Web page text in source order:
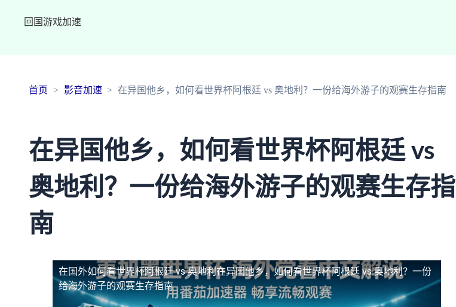
回国游戏加速
首页 影音加速 在异国他乡，如何看世界杯阿根廷 vs 奥地利？一份给海外游子的观赛生存指南
在异国他乡，如何看世界杯阿根廷 vs
奥地利？一份给海外游子的观赛生存指
南
在国外如何看世界杯阿根廷 vs 奥地利在异国他乡，如何看世界杯阿根廷 vs 奥地利？一份
给海外游子的观赛生存指南